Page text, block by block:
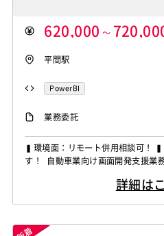
620,000 ～
平間駅
PowerBI
業務委託
▍環境面：リモート併用相談可！
す！ 自動車業向け画面開発支援
業務画面開発 ・Power BIによる
詳細は